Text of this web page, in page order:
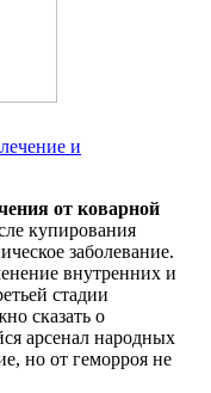
и
от коварной
купирования
заболевание.
внутренних и
стадии
сказать о
арсенал народных
но от геморроя не